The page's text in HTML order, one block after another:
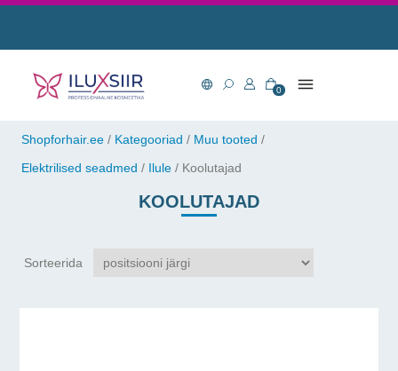
0
Shopforhair.ee / Kategooriad / Muu tooted /
Elektrilised seadmed / Ilule / Koolutajad
KOOLUTAJAD
Sorteerida